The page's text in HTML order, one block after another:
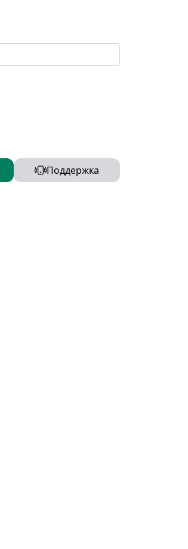
Поддержка